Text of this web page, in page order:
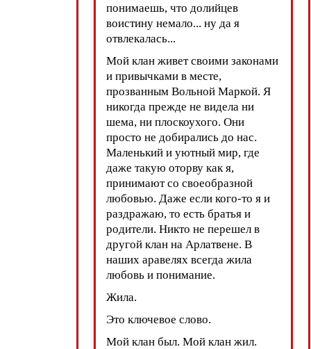
понимаешь, что долийцев
воистину немало... ну да я
отвлекалась...
Мой клан живет своими законами
и привычками в месте,
прозванным Вольной Маркой. Я
никогда прежде не видела ни
шема, ни плоскоухого. Они
просто не добирались до нас.
Маленький и уютный мир, где
даже такую оторву как я,
принимают со своеобразной
любовью. Даже если кого-то я и
раздражаю, то есть братья и
родители. Никто не перешел в
другой клан на Арлатвене. В
наших аравелях всегда жила
любовь и понимание.
Жила.
Это ключевое слово.
Мой клан был. Мой клан жил.